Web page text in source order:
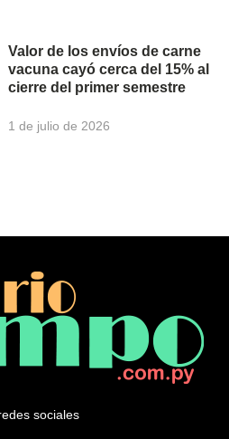
Valor de los envíos de carne
vacuna cayó cerca del 15% al
cierre del primer semestre
1 de julio de 2026
sociales